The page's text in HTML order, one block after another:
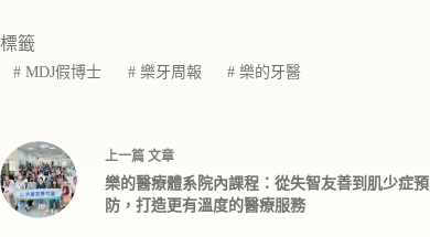
標籤
#MDJ假博士 #樂牙周報 # 樂的牙醫
上一篇 文章
樂的醫療體系院內課程：從失智友善到肌少症預
防，打造更有溫度的醫療服務